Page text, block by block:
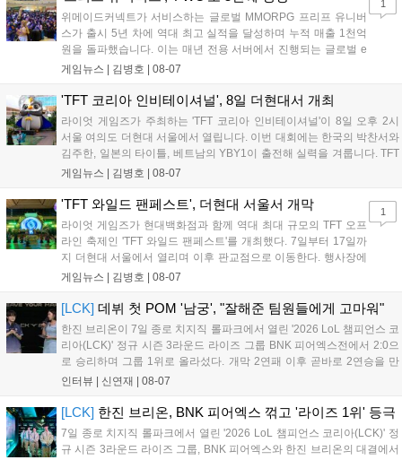
위메이드커넥트가 서비스하는 글로벌 MMORPG 프리프 유니버
스가 출시 5년 차에 역대 최고 실적을 달성하며 누적 매출 1천억
원을 돌파했습니다. 이는 매년 전용 서버에서 진행되는 글로벌 e
스포츠 대회 FWC의 영향이 큽니다. FWC는 이용자가 동일한 조
은 전년 대비 매출과 이용자 지표가 대폭 상승하는 성과를 냈습니
FWC 그랜드 파이널이 개최될 예정이며, 위메이드커넥트는 이를
통해 커뮤니티 중심의 장기 성장 모델을 지속할 방침입니다....
게임뉴스 | 김병호 | 08-07
1
'TFT 코리아 인비테이셔널', 8일 더현대서 개최
라이엇 게임즈가 주최하는 'TFT 코리아 인비테이셔널'이 8일 오후 2시
서울 여의도 더현대 서울에서 열립니다. 이번 대회에는 한국의 박찬서와
김주한, 일본의 타이틀, 베트남의 YBY1이 출전해 실력을 겨룹니다. TFT
는 소속팀 없이 개인 자격으로 참가하는 독특한 대회 구조를 가지며, 누
17일까지 이어지는 이번 행사는 신규 세트 체험과 공연 등 다양한 즐길
거리를 제공하며, 이후 현대백화점 판교점에서도 행사가 이어질 예정입
니다. 연말에는 라스베이거스 오픈이 개최됩니다....
게임뉴스 | 김병호 | 08-07
'TFT 와일드 팬페스트', 더현대 서울서 개막
라이엇 게임즈가 현대백화점과 함께 역대 최대 규모의 TFT 오프
라인 축제인 'TFT 와일드 팬페스트'를 개최했다. 7일부터 17일까
지 더현대 서울에서 열리며 이후 판교점으로 이동한다. 행사장에
는 체험, 스페셜, 무대 존이 마련됐으며 8일 오후 2시 인비테이셔
연 등 다채로운 일정이 준비되어 있다. 사전 예약은 조기 마감될
게임뉴스 | 김병호 | 08-07
1
[LCK] 데뷔 첫 POM '남궁', "잘해준 팀원들에게 고마워"
한진 브리온이 7일 종로 치지직 롤파크에서 열린 '2026 LoL 챔피언스 코
리아(LCK)' 정규 시즌 3라운드 라이즈 그룹 BNK 피어엑스전에서 2:0으
로 승리하며 그룹 1위로 올라섰다. 개막 2연패 이후 곧바로 2연승을 만
들어내면서 이어질 4라운드에 대한 기대감을 올렸다. 다음은 이날 데뷔
인터뷰 | 신연재 | 08-07
[LCK] 한진 브리온, BNK 피어엑스 꺾고 '라이즈 1위' 등극
7일 종로 치지직 롤파크에서 열린 '2026 LoL 챔피언스 코리아(LCK)' 정
규 시즌 3라운드 라이즈 그룹, BNK 피어엑스와 한진 브리온의 대결에서